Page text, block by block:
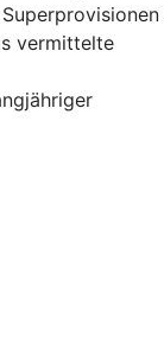
vermittelte